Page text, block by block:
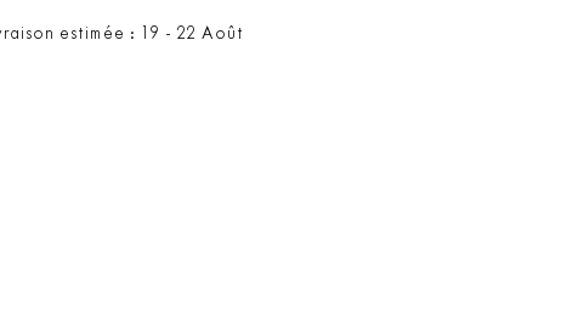
estimée : 19 - 22 Août